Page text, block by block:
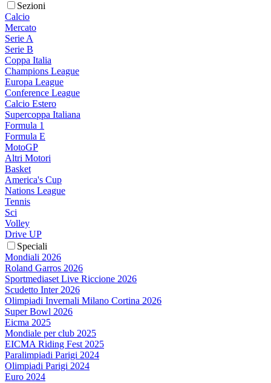
Sezioni
Calcio
Mercato
Serie A
Serie B
Coppa Italia
Champions League
Europa League
Conference League
Calcio Estero
Supercoppa Italiana
Formula 1
Formula E
MotoGP
Altri Motori
Basket
America's Cup
Nations League
Tennis
Sci
Volley
Drive UP
Speciali
Mondiali 2026
Roland Garros 2026
Sportmediaset Live Riccione 2026
Scudetto Inter 2026
Olimpiadi Invernali Milano Cortina 2026
Super Bowl 2026
Eicma 2025
Mondiale per club 2025
EICMA Riding Fest 2025
Paralimpiadi Parigi 2024
Olimpiadi Parigi 2024
Euro 2024